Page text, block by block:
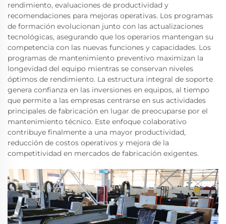
rendimiento, evaluaciones de productividad y
recomendaciones para mejoras operativas. Los programas
de formación evolucionan junto con las actualizaciones
tecnológicas, asegurando que los operarios mantengan su
competencia con las nuevas funciones y capacidades. Los
programas de mantenimiento preventivo maximizan la
longevidad del equipo mientras se conservan niveles
óptimos de rendimiento. La estructura integral de soporte
genera confianza en las inversiones en equipos, al tiempo
que permite a las empresas centrarse en sus actividades
principales de fabricación en lugar de preocuparse por el
mantenimiento técnico. Este enfoque colaborativo
contribuye finalmente a una mayor productividad,
reducción de costos operativos y mejora de la
competitividad en mercados de fabricación exigentes.